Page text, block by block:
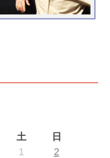
土 日
1
2